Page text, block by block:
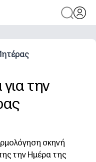
την
σκηνή
την Ημέρα της